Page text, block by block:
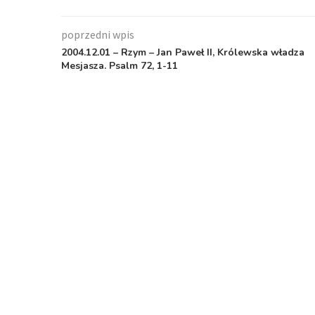
poprzedni wpis
2004.12.01 – Rzym – Jan Paweł II, Królewska władza
Mesjasza. Psalm 72, 1-11